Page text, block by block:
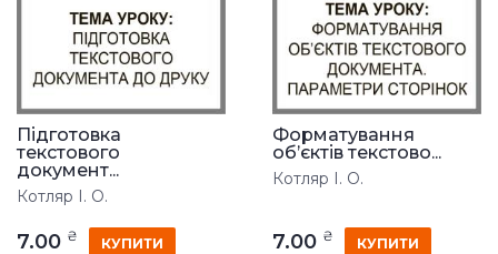
Підготовка
текстового
документ...
Котляр І. О.
7.00 ₴ КУПИТИ
Форматування
об’єктів текстово...
Котляр І. О.
7.00 ₴ КУПИТИ